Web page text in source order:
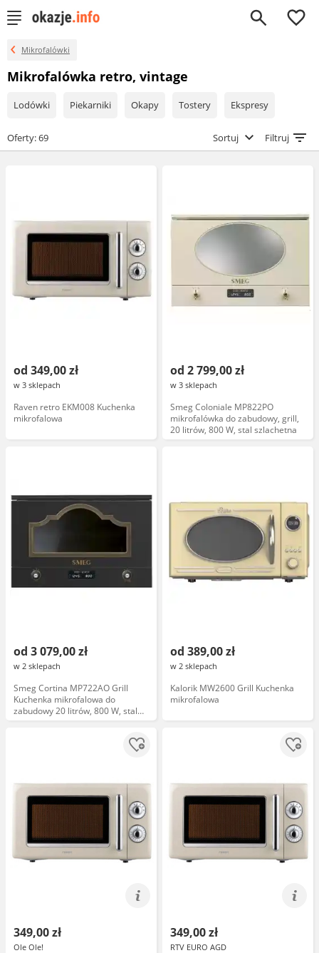
0
Mikrofalówki
Mikrofalówka retro, vintage
Lodówki Piekarniki Okapy Tostery Ekspresy
Oferty: 69 Sortuj Filtruj
od 349,00 zł
w 3 sklepach
Raven retro EKM008 Kuchenka
mikrofalowa
od 2 799,00 zł
w 3 sklepach
Smeg Coloniale MP822PO
mikrofalówka do zabudowy, grill,
20 litrów, 800 W, stal szlachetna
od 3 079,00 zł
w 2 sklepach
Smeg Cortina MP722AO Grill
Kuchenka mikrofalowa do
zabudowy 20 litrów, 800 W, stal
szlachetna
od 389,00 zł
w 2 sklepach
Kalorik MW2600 Grill Kuchenka
mikrofalowa
349,00 zł
Ole Ole!
349,00 zł
RTV EURO AGD